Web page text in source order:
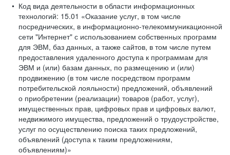
Код вида деятельности в области информационных
технологий: 15.01 «Оказание услуг, в том числе
посреднических, в информационно-телекоммуникационной
сети "Интернет" с использованием собственных программ
для ЭВМ, баз данных, а также сайтов, в том числе путем
предоставления удаленного доступа к программам для
ЭВМ и (или) базам данных, по размещению и (или)
продвижению (в том числе посредством программ
потребительской лояльности) предложений, объявлений
о приобретении (реализации) товаров (работ, услуг),
имущественных прав, цифровых прав и цифровых валют,
недвижимого имущества, предложений о трудоустройстве,
услуг по осуществлению поиска таких предложений,
объявлений (доступа к таким предложениям,
объявлениям)»